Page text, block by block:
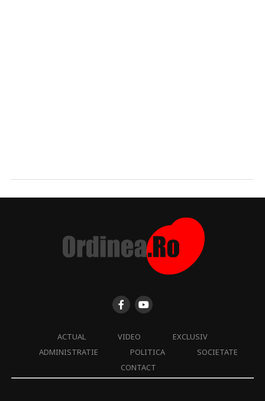
ACTUAL VIDEO
EXCLUSIV
ADMINISTRATIE
POLITICA
SOCIETATE
CONTACT